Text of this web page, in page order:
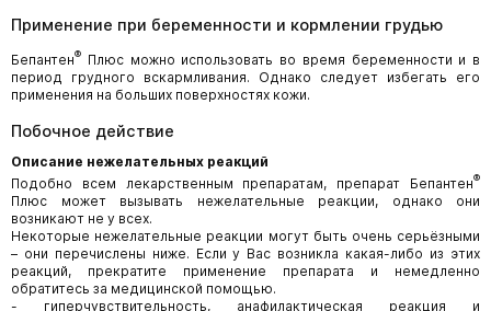
Применение при беременности и кормлении грудью
Бепантен® Плюс можно использовать во время беременности и в
период грудного вскармливания. Однако следует избегать его
применения на больших поверхностях кожи.
Побочное действие
Описание нежелательных реакций
Подобно всем лекарственным препаратам, препарат Бепантен®
Плюс может вызывать нежелательные реакции, однако они
возникают не у всех.
Некоторые нежелательные реакции могут быть очень серьёзными
– они перечислены ниже. Если у Вас возникла какая-либо из этих
реакций, прекратите применение препарата и немедленно
обратитесь за медицинской помощью.
- гиперчувствительность, анафилактическая реакция и